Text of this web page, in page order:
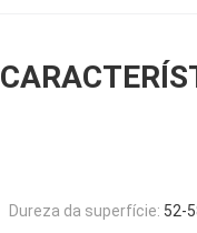
Dureza da superfície: 52-